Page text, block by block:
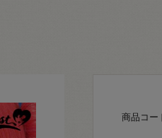
商品コー